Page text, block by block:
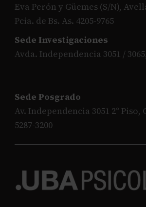
Eva Perón y Güemes (S/N),
Pcia. de Bs. As. 4205-9765
Sede Investigaciones
Avda. Independencia 3051 /
Sede Posgrado
Av. Independencia 3051 2° Piso,
5287-3200